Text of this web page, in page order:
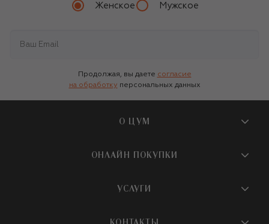
Женское Мужское
Продолжая, вы даете согласие
на обработку персональных данных
О ЦУМ
О магазине
Бутики и ПВЗ ЦУМ
ОНЛАЙН ПОКУПКИ
УСЛУГИ